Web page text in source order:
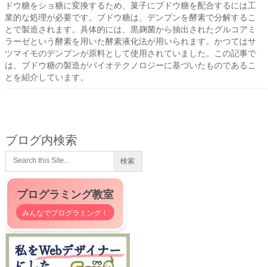
ドウ糖をショ糖に変換するため、菓子にブドウ糖を配合するには工
業的な処理が必要です。ブドウ糖は、デンプンを酵素で分解するこ
とで製造されます。具体的には、黒麹菌から抽出されたグルコアミ
ラーゼという酵素を用いた酵素液化法が用いられます。かつてはサ
ツマイモのデンプンが原料として使用されていました。この記事で
は、ブドウ糖の製造がバイオテクノロジーに基づいたものであるこ
とを紹介しています。
ブログ内検索
プログラミング教室
みんなでプログラミング！